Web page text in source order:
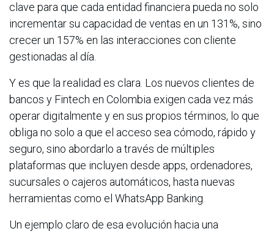
clave para que cada entidad financiera pueda no solo
incrementar su capacidad de ventas en un 131%, sino
crecer un 157% en las interacciones con cliente
gestionadas al día.
Y es que la realidad es clara. Los nuevos clientes de
bancos y Fintech en Colombia exigen cada vez más
operar digitalmente y en sus propios términos, lo que
obliga no solo a que el acceso sea cómodo, rápido y
seguro, sino abordarlo a través de múltiples
plataformas que incluyen desde apps, ordenadores,
sucursales o cajeros automáticos, hasta nuevas
herramientas como el WhatsApp Banking.
Un ejemplo claro de esa evolución hacia una